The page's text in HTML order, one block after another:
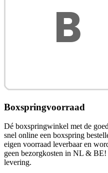
Boxspringvoorraad
Dé boxspringwinkel met de
snel online een boxspring
eigen voorraad leverbaar en
geen bezorgkosten in NL &
levering.